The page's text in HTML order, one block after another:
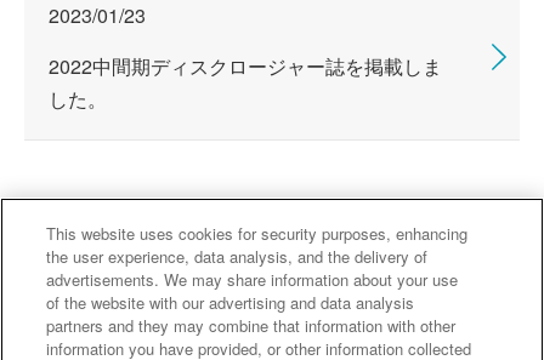
2023/01/23
2022中間期ディスクロージャー誌を掲載しま
した。
主なグループ会社
This website uses cookies for security purposes, enhancing
the user experience, data analysis, and the delivery of
advertisements. We may share information about your use
of the website with our advertising and data analysis
partners and they may combine that information with other
information you have provided, or other information collected